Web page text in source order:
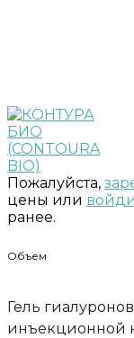
Пожалуйста,
цены или
ранее.
Объем
Гель
инъекционной